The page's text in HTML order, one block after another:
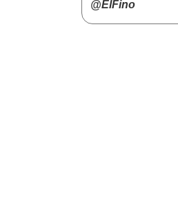
@ElFino